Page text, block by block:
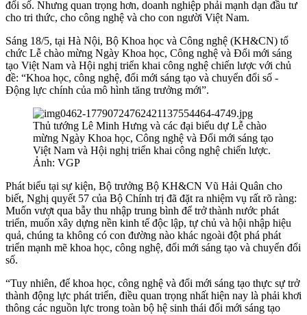
đổi số. Nhưng quan trọng hơn, doanh nghiệp phải mạnh dạn đầu tư
cho tri thức, cho công nghệ và cho con người Việt Nam.
Sáng 18/5, tại Hà Nội, Bộ Khoa học và Công nghệ (KH&CN) tổ
chức Lễ chào mừng Ngày Khoa học, Công nghệ và Đổi mới sáng
tạo Việt Nam và Hội nghị triển khai công nghệ chiến lược với chủ
đề: “Khoa học, công nghệ, đổi mới sáng tạo và chuyển đổi số -
Động lực chính của mô hình tăng trưởng mới”.
Thủ tướng Lê Minh Hưng và các đại biểu dự Lễ chào
mừng Ngày Khoa học, Công nghệ và Đổi mới sáng tạo
Việt Nam và Hội nghị triển khai công nghệ chiến lược.
Ảnh: VGP
Phát biểu tại sự kiện, Bộ trưởng Bộ KH&CN Vũ Hải Quân cho
biết, Nghị quyết 57 của Bộ Chính trị đã đặt ra nhiệm vụ rất rõ ràng:
Muốn vượt qua bẫy thu nhập trung bình để trở thành nước phát
triển, muốn xây dựng nền kinh tế độc lập, tự chủ và hội nhập hiệu
quả, chúng ta không có con đường nào khác ngoài đột phá phát
triển mạnh mẽ khoa học, công nghệ, đổi mới sáng tạo và chuyển đổi
số.
“Tuy nhiên, để khoa học, công nghệ và đổi mới sáng tạo thực sự trở
thành động lực phát triển, điều quan trọng nhất hiện nay là phải khơi
thông các nguồn lực trong toàn bộ hệ sinh thái đổi mới sáng tạo